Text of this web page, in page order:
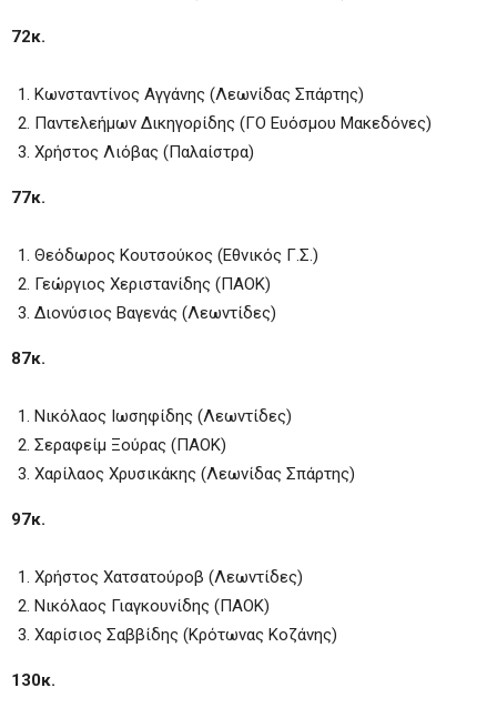
72κ.
Κωνσταντίνος Αγγάνης (Λεωνίδας Σπάρτης)
Παντελεήμων Δικηγορίδης (ΓΟ Ευόσμου Μακεδόνες)
Χρήστος Λιόβας (Παλαίστρα)
77κ.
Θεόδωρος Κουτσούκος (Εθνικός Γ.Σ.)
Γεώργιος Χεριστανίδης (ΠΑΟΚ)
Διονύσιος Βαγενάς (Λεωντίδες)
87κ.
Νικόλαος Ιωσηφίδης (Λεωντίδες)
Σεραφείμ Ξούρας (ΠΑΟΚ)
Χαρίλαος Χρυσικάκης (Λεωνίδας Σπάρτης)
97κ.
Χρήστος Χατσατούροβ (Λεωντίδες)
Νικόλαος Γιαγκουνίδης (ΠΑΟΚ)
Χαρίσιος Σαββίδης (Κρότωνας Κοζάνης)
130κ.